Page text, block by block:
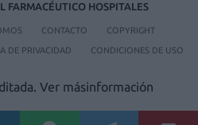
FARMACÉUTICO HOSPITALES
CONTACTO COPYRIGHT
DE PRIVACIDAD CONDICIONES DE USO